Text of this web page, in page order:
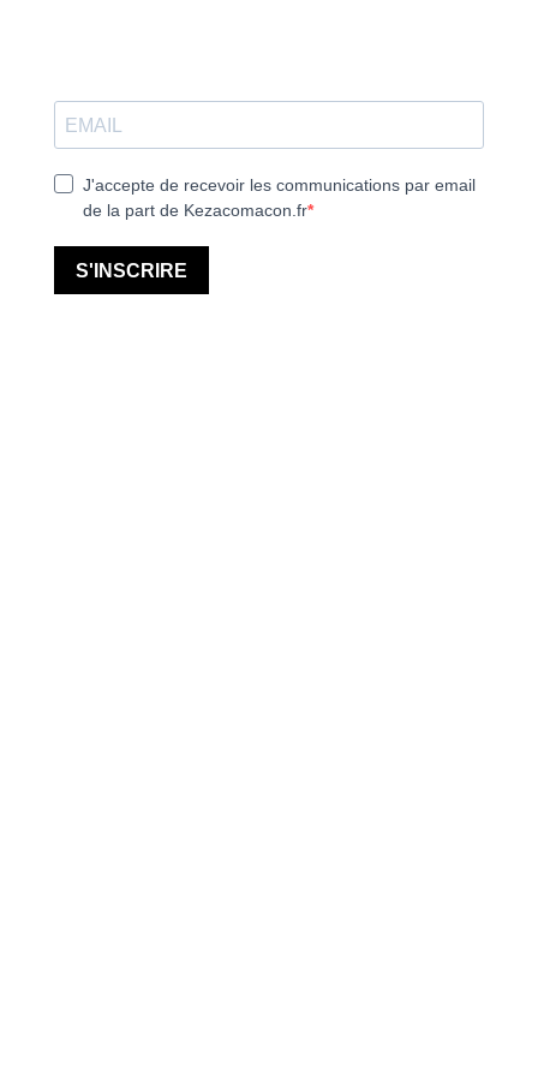
J'accepte de recevoir les communications par email
de la part de Kezacomacon.fr
S'INSCRIRE